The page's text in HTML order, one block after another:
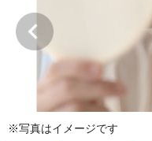
※写真はイメージです